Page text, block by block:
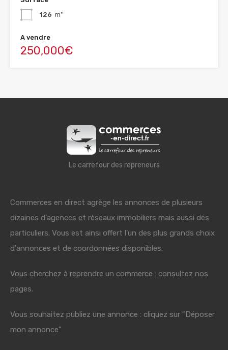
126 m²
A vendre
250,000€
Le carrefour des repreneurs
Commerces en direct agrège les annonces de plusieurs
dizaines d'agences et réseaux immobiliers mais aussi des
particuliers. Vous est ainsi offert l'un des plus grands choix
d'annonces et de coordonnées disponibles.
Vous cherchez à reprendre un commerce : consultez nos
pages.
Vous souhaitez publiez une annonce : cliquez sur "Déposer
mon annonce"